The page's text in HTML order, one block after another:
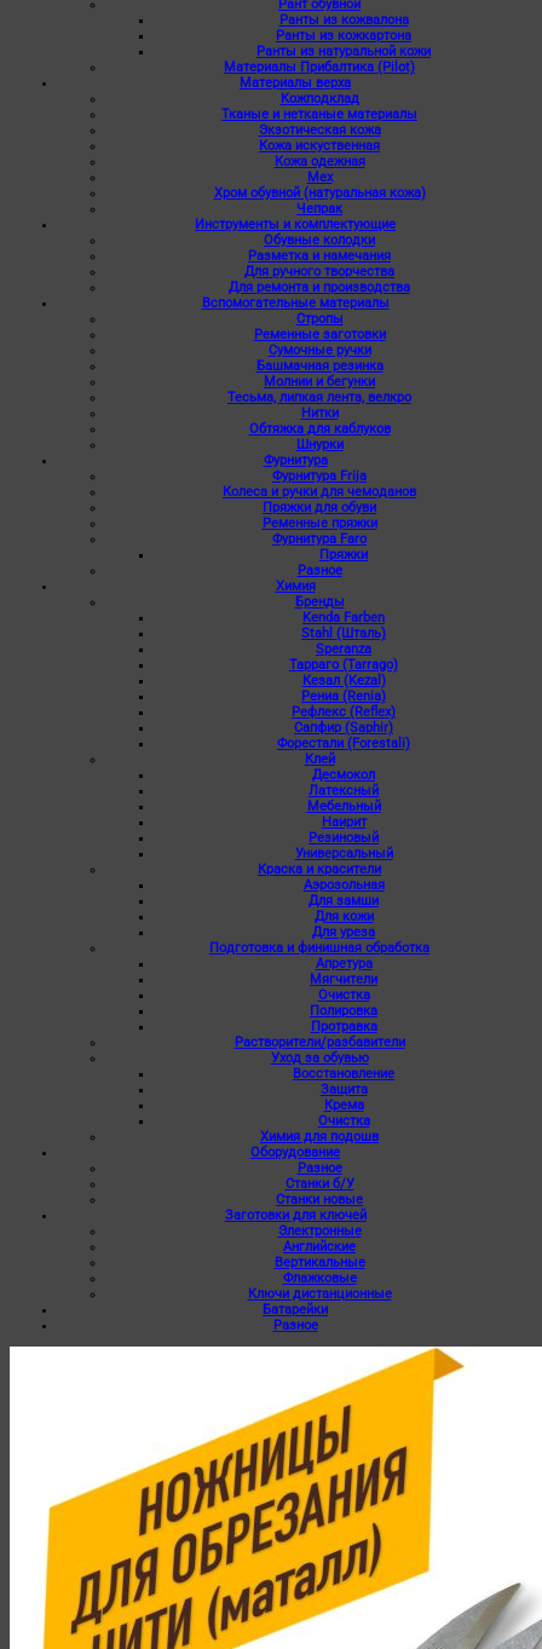
Рант обувной
Ранты из кожвалона
Ранты из кожкартона
Ранты из натуральной кожи
Материалы Прибалтика (Pilot)
Материалы верха
Кожподклад
Тканые и нетканые материалы
Экзотическая кожа
Кожа искуственная
Кожа одежная
Мех
Хром обувной (натуральная кожа)
Чепрак
Инструменты и комплектующие
Обувные колодки
Разметка и намечания
Для ручного творчества
Для ремонта и производства
Вспомогательные материалы
Стропы
Ременные заготовки
Сумочные ручки
Башмачная резинка
Молнии и бегунки
Тесьма, липкая лента, велкро
Нитки
Обтяжка для каблуков
Шнурки
Фурнитура
Фурнитура Frija
Колеса и ручки для чемоданов
Пряжки для обуви
Ременные пряжки
Фурнитура Faro
Пряжки
Разное
Химия
Бренды
Kenda Farben
Stahl (Шталь)
Speranza
Тарраго (Tarrago)
Кезал (Kezal)
Рениа (Renia)
Рефлекс (Reflex)
Сапфир (Saphir)
Форестали (Forestali)
Клей
Десмокол
Латексный
Мебельный
Наирит
Резиновый
Универсальный
Краска и красители
Аэрозольная
Для замши
Для кожи
Для уреза
Подготовка и финишная обработка
Апретура
Мягчители
Очистка
Полировка
Протравка
Растворители/разбавители
Уход за обувью
Восстановление
Защита
Крема
Очистка
Химия для подошв
Оборудование
Разное
Станки б/У
Станки новые
Заготовки для ключей
Электронные
Английские
Вертикальные
Флажковые
Ключи дистанционные
Батарейки
Разное